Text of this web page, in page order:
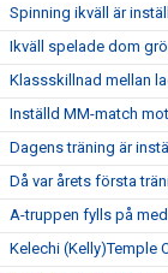
Spinning ikväll är
Ikväll spelade dom
Klassskillnad mellan
Inställd MM-match
Dagens träning är
Då var årets första
A-truppen fylls på
Kelechi (Kelly)Temple